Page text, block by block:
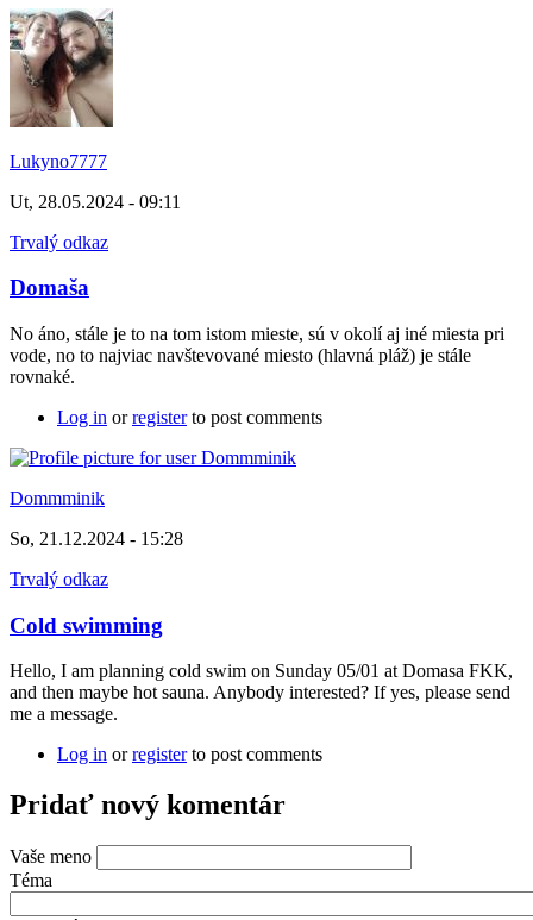
Lukyno7777
Ut, 28.05.2024 - 09:11
Trvalý odkaz
Domaša
No áno, stále je to na tom istom mieste, sú v okolí aj iné miesta pri
vode, no to najviac navštevované miesto (hlavná pláž) je stále
rovnaké.
Log in orregisterto post comments
Dommminik
So, 21.12.2024 - 15:28
Trvalý odkaz
Cold swimming
Hello, I am planning cold swim on Sunday 05/01 at Domasa FKK,
and then maybe hot sauna. Anybody interested? If yes, please send
me a message.
Log in orregisterto post comments
Pridať nový komentár
Vaše meno
Téma